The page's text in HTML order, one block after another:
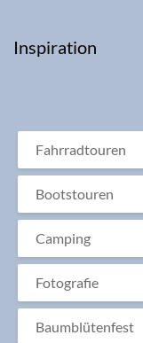
Inspiration
Fahrradtouren
Bootstouren
Camping
Fotografie
Baumblütenfest